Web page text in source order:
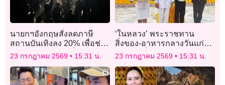
นายกฯอังกฤษสั่งลดภาษี
สถานบันเทิงลง 20% เพื่อช่วย
เหลือธุรกิจขนาดเล็ก
23 กรกฎาคม 2569 15:31 น.
‘ในหลวง’ พระราชทาน
สิ่งของ-อาหารกลางวันแก่ผู้
สูงอายุ เนื่องในวันเฉลิม
พระชนมพรรษา
23 กรกฎาคม 2569 15:31 น.